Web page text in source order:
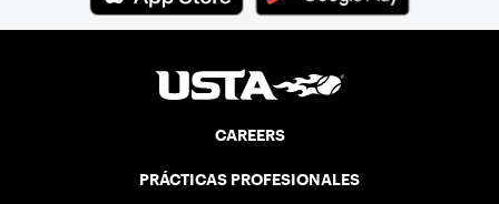
CAREERS
PRÁCTICAS PROFESIONALES